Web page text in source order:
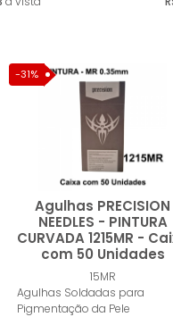
-31%
Agulhas PRECISION
NEEDLES - PINTURA
CURVADA 1215MR -
com 50 Unidades
15MR
Agulhas Soldadas para
Pigmentação da Pele